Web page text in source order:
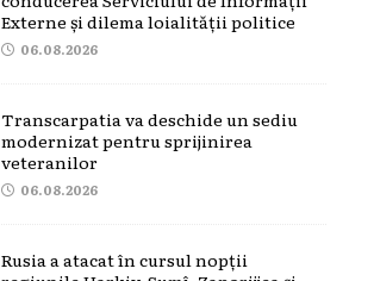
Externe și dilema loialității politice
06.08.2026
Transcarpatia va deschide un sediu
modernizat pentru sprijinirea
veteranilor
06.08.2026
Rusia a atacat în cursul nopții